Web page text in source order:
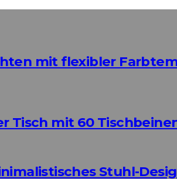
mit flexibler
Tisch mit 60
Stuhl-